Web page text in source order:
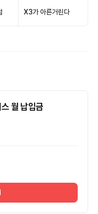
X3가 아른거린다
월 납입금